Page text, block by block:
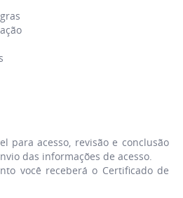
para acesso, revisão e conclusão
das informações de acesso.
você receberá o Certificado de